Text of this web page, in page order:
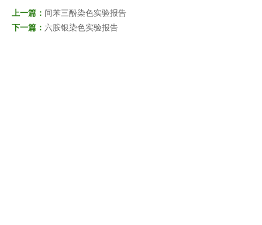
上一篇： 间苯三酚染色实验报告
下一篇： 六胺银染色实验报告